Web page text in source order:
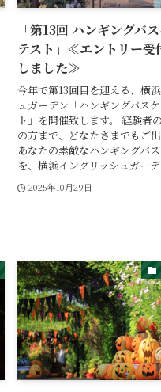
「第13回 ハンギングバ
テスト」≪エントリー受
しました≫
今年で第13回目を迎える、横
ュガーデン「ハンギングバス
ト」を開催致します。 経験者
の方まで、どなたさまでもご出
あなたの素敵なハンギングバ
を、横浜イングリッシュガー
2025年10月29日